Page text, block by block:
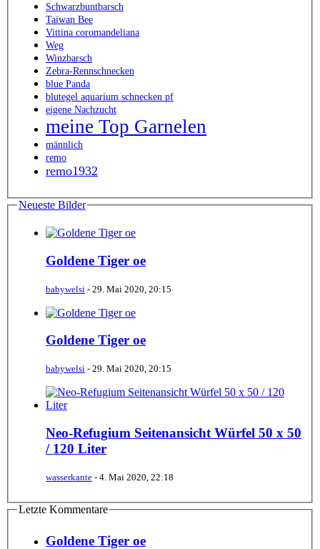
Schwarzbuntbarsch
Taiwan Bee
Vittina coromandeliana
Weg
Winzbarsch
Zebra-Rennschnecken
blue Panda
blutegel aquarium schnecken pf
eigene Nachzucht
meine Top Garnelen
männlich
remo
remo1932
Neueste Bilder
Goldene Tiger oe
babywelsi - 29. Mai 2020, 20:15
Goldene Tiger oe
babywelsi - 29. Mai 2020, 20:15
Neo-Refugium Seitenansicht Würfel 50 x 50
/ 120 Liter
wasserkante - 4. Mai 2020, 22:18
Letzte Kommentare
Goldene Tiger oe